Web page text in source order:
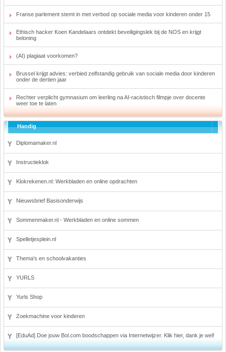
Franse parlement stemt in met verbod op sociale media voor kinderen onder 15
Ethisch hacker Koen Kandelaars ontdekt beveiligingslek bij de NOS en krijgt
beloning
(AI) plagiaat voorkomen?
Brussel krijgt advies: verbied zelfstandig gebruik van sociale media door kinderen
onder de dertien jaar
Rechter verplicht gymnasium om leerling na AI-racistisch filmpje over docente
weer toe te laten
Handig
Diplomamaker.nl
Instructieklok
Klokrekenen.nl: Werkbladen en online opdrachten
Nieuwsbrief Basisonderwijs
Sommenmaker.nl - Werkbladen en online sommen
Spelletjesplein.nl
Thema's en schoolvakanties
YURLS
Yurls Shop
Zoekmachine voor kinderen
[EduAd] Doe jouw Bol.com boodschappen via Internetwijzer. Klik hier, dank je wel!